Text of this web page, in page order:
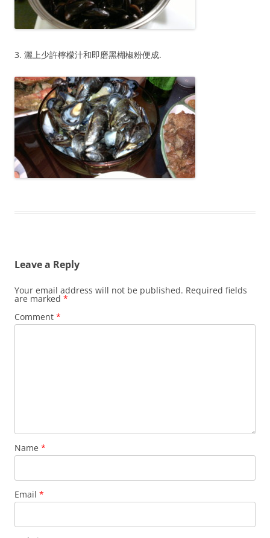
3. 灑上少許檸檬汁和即磨黑楜椒粉便成.
Leave a Reply
Your email address will not be published. Required fields
are marked *
Comment *
Name *
Email *